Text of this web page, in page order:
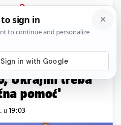
PRIJAVA
News Komentari
'Stanje na
Ukrajini treba
pomoć'
u 19:03